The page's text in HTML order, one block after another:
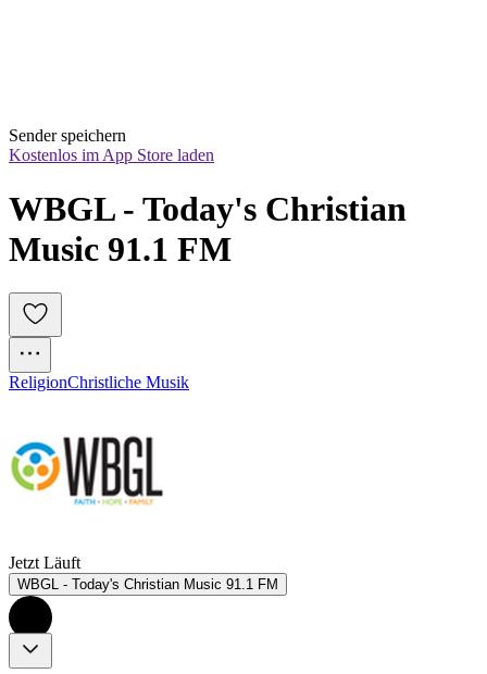
Sender speichern
Kostenlos im App Store laden
WBGL - Today's Christian
Music 91.1 FM
ReligionChristliche Musik
Jetzt Läuft
WBGL - Today's Christian Music 91.1 FM